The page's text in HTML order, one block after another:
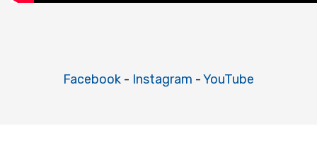
Facebook - Instagram -YouTube